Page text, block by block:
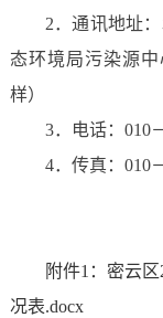
2．通讯地址
态环境局污染源
样）
3．电话：010
4．传真：010
附件1：密云
况表.docx